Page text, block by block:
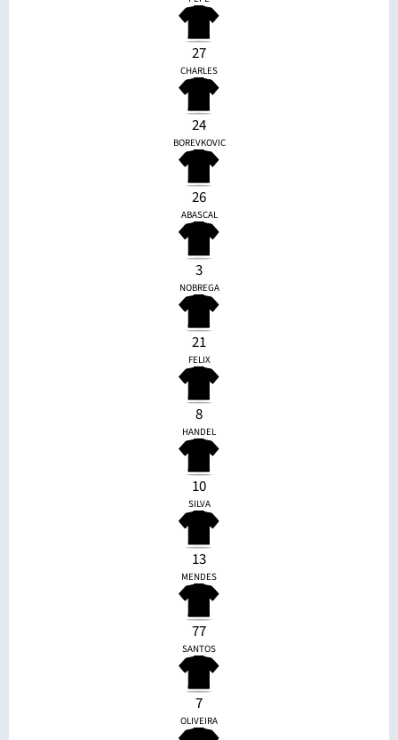
27
CHARLES
24
BOREVKOVIC
26
ABASCAL
3
NOBREGA
21
FELIX
8
HANDEL
10
SILVA
13
MENDES
77
SANTOS
7
OLIVEIRA